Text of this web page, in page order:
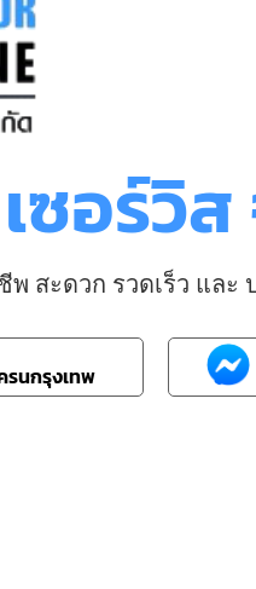
ซอร์วิ
สะดวก รวดเร็ว และ
รนกรุงเทพ